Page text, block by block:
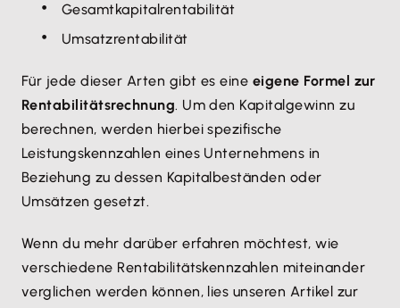
Gesamtkapitalrentabilität
Umsatzrentabilität
Für jede dieser Arten gibt es eine eigene Formel zur
Rentabilitätsrechnung. Um den Kapitalgewinn zu
berechnen, werden hierbei spezifische
Leistungskennzahlen eines Unternehmens in
Beziehung zu dessen Kapitalbeständen oder
Umsätzen gesetzt.
Wenn du mehr darüber erfahren möchtest, wie
verschiedene Rentabilitätskennzahlen miteinander
verglichen werden können, lies unseren Artikel zur